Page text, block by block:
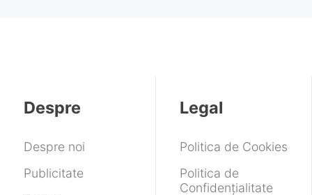
Despre
Despre noi
Publicitate
Legal
Politica de Cookies
Politica de
Confidențialitate